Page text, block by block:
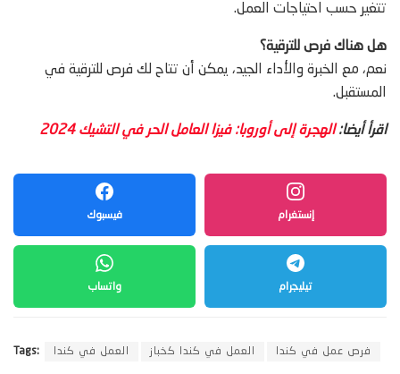
تتغير حسب احتياجات العمل.
هل هناك فرص للترقية؟
نعم، مع الخبرة والأداء الجيد، يمكن أن تتاح لك فرص للترقية في
المستقبل.
اقرأ أيضا:الهجرة إلى أوروبا: فيزا العامل الحر في التشيك 2024
فيسبوك إنستغرام
واتساب تيليجرام
Tags: العمل في كندا العمل في كندا كخباز فرص عمل في كندا